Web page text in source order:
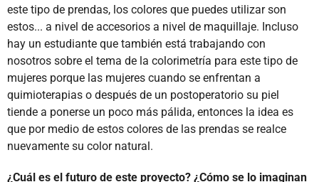
este tipo de prendas, los colores que puedes utilizar son
estos... a nivel de accesorios a nivel de maquillaje. Incluso
hay un estudiante que también está trabajando con
nosotros sobre el tema de la colorimetría para este tipo de
mujeres porque las mujeres cuando se enfrentan a
quimioterapias o después de un postoperatorio su piel
tiende a ponerse un poco más pálida, entonces la idea es
que por medio de estos colores de las prendas se realce
nuevamente su color natural.
¿Cuál es el futuro de este proyecto? ¿Cómo se lo imaginan